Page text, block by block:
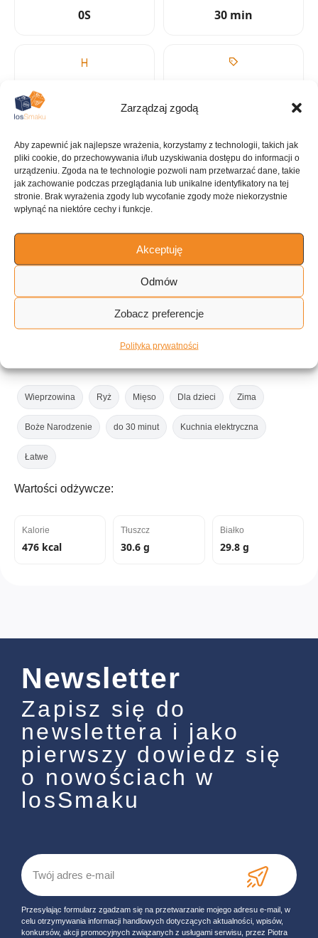
Zarządzaj zgodą
Aby zapewnić jak najlepsze wrażenia, korzystamy z technologii, takich jak
pliki cookie, do przechowywania i/lub uzyskiwania dostępu do informacji o
urządzeniu. Zgoda na te technologie pozwoli nam przetwarzać dane, takie
jak zachowanie podczas przeglądania lub unikalne identyfikatory na tej
stronie. Brak wyrażenia zgody lub wycofanie zgody może niekorzystnie
wpłynąć na niektóre cechy i funkcje.
Akceptuję
Odmów
Zobacz preferencje
Polityka prywatności
0S 30 min
KUCHNIA
4 porcje
Wieprzowina Ryż Mięso Dla dzieci Zima
Boże Narodzenie do 30 minut Kuchnia elektryczna
Łatwe
Wartości odżywcze:
Kalorie
476 kcal
Tłuszcz
30.6 g
Białko
29.8 g
Newsletter
Zapisz się do
newslettera i jako
pierwszy dowiedz się
o nowościach w
losSmaku
Przesyłając formularz zgadzam się na przetwarzanie mojego adresu e-mail, w
celu otrzymywania informacji handlowych dotyczących aktualności, wpisów,
konkursów, akcji promocyjnych związanych z usługami serwisu, przez Piotra